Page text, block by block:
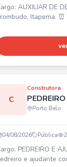
AUXILIAR DE
Itapema.
Salário R$ 2.500 +
Odontológico.
experiência.
C
Construtora
Porto Belo
04/08/2026 Pública
PEDREIRO E AJUDANTE
e ajudante